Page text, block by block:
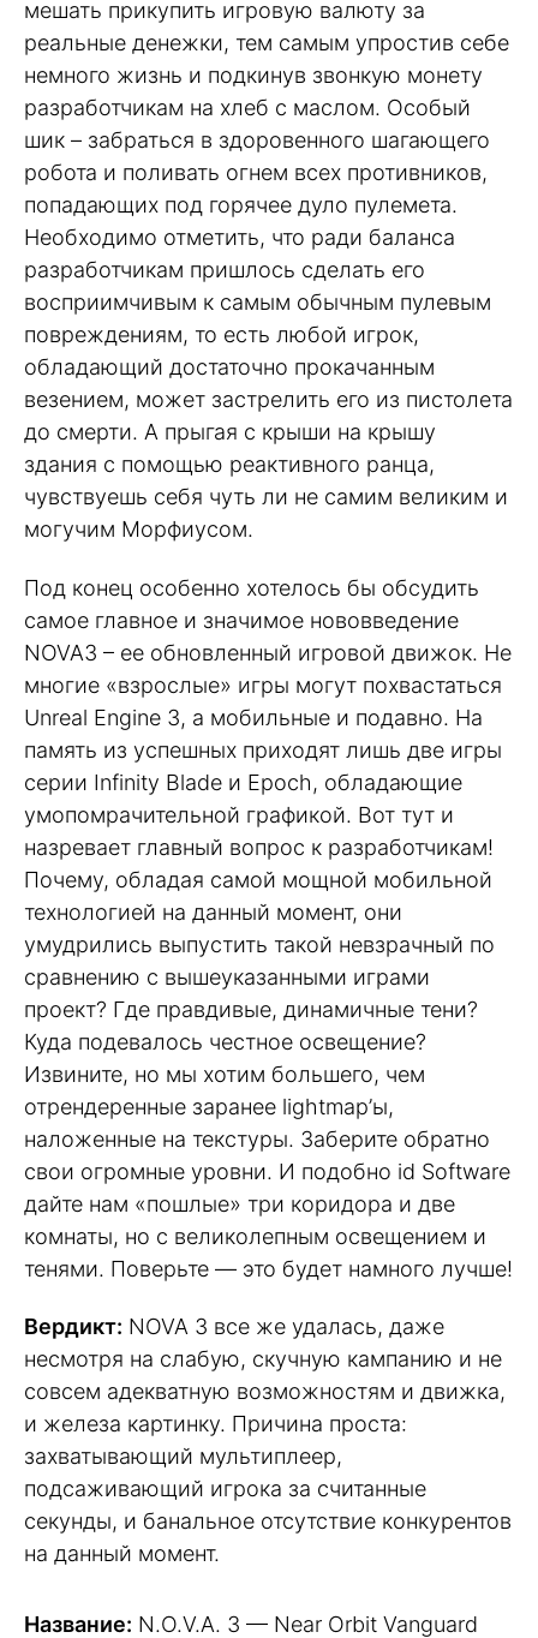
мешать прикупить игровую валюту за
реальные денежки, тем самым упростив себе
немного жизнь и подкинув звонкую монету
разработчикам на хлеб с маслом. Особый
шик – забраться в здоровенного шагающего
робота и поливать огнем всех противников,
попадающих под горячее дуло пулемета.
Необходимо отметить, что ради баланса
разработчикам пришлось сделать его
восприимчивым к самым обычным пулевым
повреждениям, то есть любой игрок,
обладающий достаточно прокачанным
везением, может застрелить его из пистолета
до смерти. А прыгая с крыши на крышу
здания с помощью реактивного ранца,
чувствуешь себя чуть ли не самим великим и
могучим Морфиусом.
Под конец особенно хотелось бы обсудить
самое главное и значимое нововведение
NOVA3 – ее обновленный игровой движок. Не
многие «взрослые» игры могут похвастаться
Unreal Engine 3, а мобильные и подавно. На
память из успешных приходят лишь две игры
серии Infinity Blade и Epoch, обладающие
умопомрачительной графикой. Вот тут и
назревает главный вопрос к разработчикам!
Почему, обладая самой мощной мобильной
технологией на данный момент, они
умудрились выпустить такой невзрачный по
сравнению с вышеуказанными играми
проект? Где правдивые, динамичные тени?
Куда подевалось честное освещение?
Извините, но мы хотим большего, чем
отрендеренные заранее lightmap’ы,
наложенные на текстуры. Заберите обратно
свои огромные уровни. И подобно id Software
дайте нам «пошлые» три коридора и две
комнаты, но с великолепным освещением и
тенями. Поверьте — это будет намного лучше!
Вердикт: NOVA 3 все же удалась, даже
несмотря на слабую, скучную кампанию и не
совсем адекватную возможностям и движка,
и железа картинку. Причина проста:
захватывающий мультиплеер,
подсаживающий игрока за считанные
секунды, и банальное отсутствие конкурентов
на данный момент.
Название: N.O.V.A. 3 — Near Orbit Vanguard